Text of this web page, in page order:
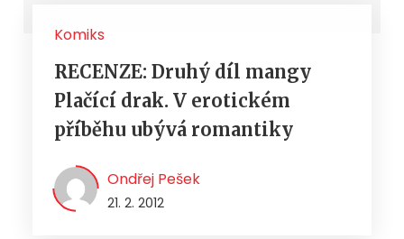
Komiks
RECENZE: Druhý díl mangy
Plačící drak. V erotickém
příběhu ubývá romantiky
Ondřej Pešek
21. 2. 2012